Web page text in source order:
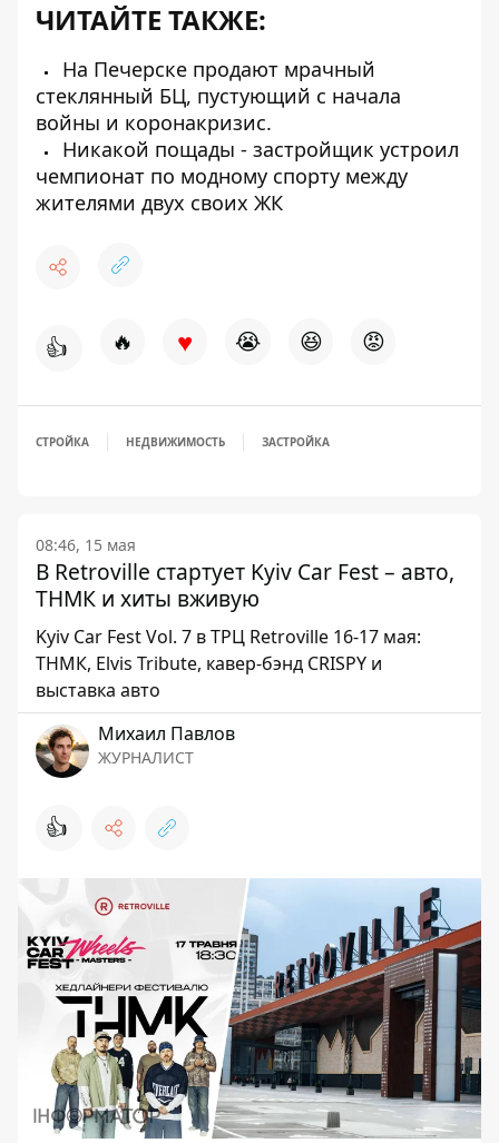
ЧИТАЙТЕ ТАКЖЕ:
На Печерске продают мрачный
стеклянный БЦ, пустующий с начала
войны и коронакризис.
Никакой пощады - застройщик устроил
чемпионат по модному спорту между
жителями двух своих ЖК
👍 🔥 ♥ 😭 😆 😡
СТРОЙКА НЕДВИЖИМОСТЬ ЗАСТРОЙКА
08:46, 15 мая
В Retroville стартует Kyiv Car Fest – авто,
ТНМК и хиты вживую
Kyiv Car Fest Vol. 7 в ТРЦ Retroville 16-17 мая:
ТНМК, Elvis Tribute, кавер-бэнд CRISPY и
выставка авто
Михаил Павлов
ЖУРНАЛИСТ
👍